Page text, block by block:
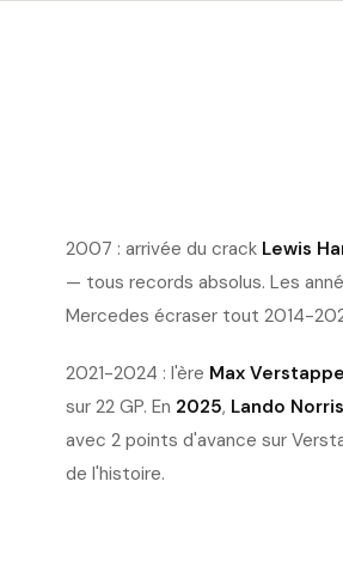
2007 : arrivée du crack Lewis
— tous records absolus. Les
Mercedes écraser tout 2014-
2021-2024 : l'ère Max
sur 22 GP. En 2025, Lando Norris
avec 2 points d'avance sur
de l'histoire.